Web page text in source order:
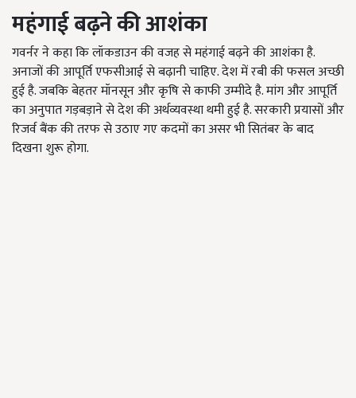
महंगाई बढ़ने की आशंका
गवर्नर ने कहा कि लॉकडाउन की वजह से महंगाई बढ़ने की आशंका है.
अनाजों की आपूर्ति एफसीआई से बढ़ानी चाहिए. देश में रबी की फसल अच्छी
हुई है. जबकि बेहतर मॉनसून और कृषि से काफी उम्मीदे है. मांग और आपूर्ति
का अनुपात गड़बड़ाने से देश की अर्थव्यवस्था थमी हुई है. सरकारी प्रयासों और
रिजर्व बैंक की तरफ से उठाए गए कदमों का असर भी सितंबर के बाद
दिखना शुरू होगा.